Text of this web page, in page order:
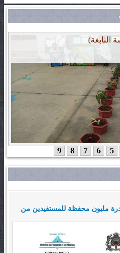
5
6
7
8
9
مليون محفظة للمستفيدين من